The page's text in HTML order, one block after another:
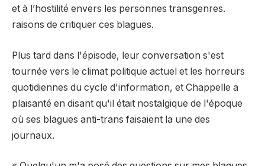
et à l’hostilité envers les personnes transgenres.
raisons de critiquer ces blagues.
Plus tard dans l'épisode, leur conversation s'est
tournée vers le climat politique actuel et les horreurs
quotidiennes du cycle d'information, et Chappelle a
plaisanté en disant qu'il était nostalgique de l'époque
où ses blagues anti-trans faisaient la une des
journaux.